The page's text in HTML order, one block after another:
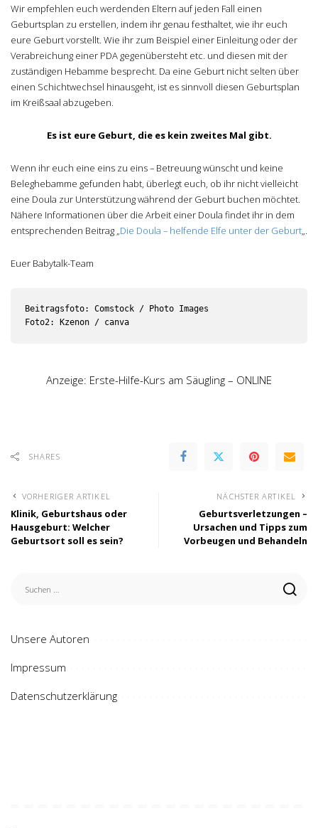
Wir empfehlen euch werdenden Eltern auf jeden Fall einen
Geburtsplan zu erstellen, indem ihr genau festhaltet, wie ihr euch
eure Geburt vorstellt. Wie ihr zum Beispiel einer Einleitung oder der
Verabreichung einer PDA gegenübersteht etc. und diesen mit der
zuständigen Hebamme besprecht. Da eine Geburt nicht selten über
einen Schichtwechsel hinausgeht, ist es sinnvoll diesen Geburtsplan
im Kreißsaal abzugeben.
Es ist eure Geburt, die es kein zweites Mal gibt.
Wenn ihr euch eine eins zu eins – Betreuung wünscht und keine
Beleghebamme gefunden habt, überlegt euch, ob ihr nicht vielleicht
eine Doula zur Unterstützung während der Geburt buchen möchtet.
Nähere Informationen über die Arbeit einer Doula findet ihr in dem
entsprechenden Beitrag „ Die Doula – helfende Elfe unter der Geburt
Euer Babytalk-Team
Beitragsfoto: Comstock / Photo Images
Foto2: Kzenon / canva
Anzeige: Erste-Hilfe-Kurs am Säugling – ONLINE
SHARES
VORHERIGER ARTIKEL
Klinik, Geburtshaus oder
Hausgeburt: Welcher
Geburtsort soll es sein?
NÄCHSTER ARTIKEL
Geburtsverletzungen –
Ursachen und Tipps zum
Vorbeugen und Behandeln
Unsere Autoren
Impressum
Datenschutzerklärung